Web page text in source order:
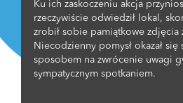
Ku ich zaskoczeniu akcja
rzeczywiście odwiedził lokal,
zrobił sobie pamiątkowe zdjęcia
Niecodzienny pomysł okazał się
sposobem na zwrócenie uwagi
sympatycznym spotkaniem.